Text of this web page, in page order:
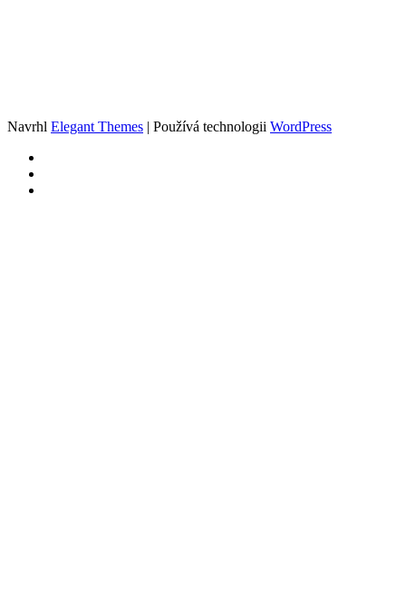
Navrhl Elegant Themes | Používá technologii WordPress